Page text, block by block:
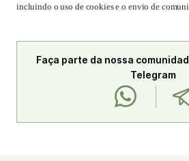
incluindo o uso de cookies e o envio de
Faça parte da nossa
Telegram